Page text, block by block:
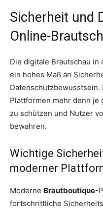
Sicherheit und
Online-
Die digitale Brautschau in
ein hohes Maß an
Plattformen mehr denn
zu schützen und Nutzer
bewahren.
Wichtige
moderner
Moderne Brautboutique-
fortschrittliche